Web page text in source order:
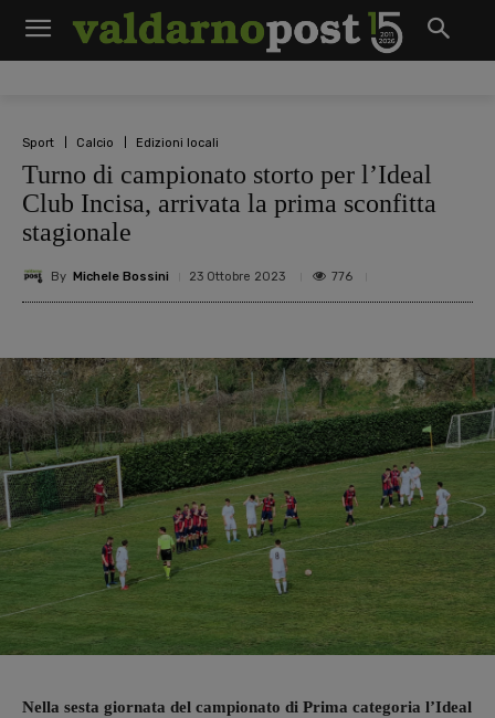
Sport Calcio Edizioni locali
Turno di campionato storto per l’Ideal
Club Incisa, arrivata la prima sconfitta
stagionale
By Michele Bossini 23 Ottobre 2023 776
Nella sesta giornata del campionato di Prima categoria l’Ideal